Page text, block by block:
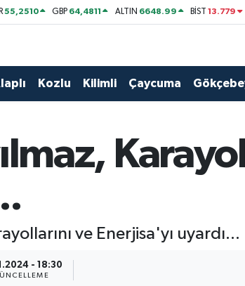
55,2510 GBP 64,4811 ALTIN 6648.99 BİST13.779
Kozlu Kilimli Çaycuma
ve Enerjisa'yı uyardı...
- 18:30